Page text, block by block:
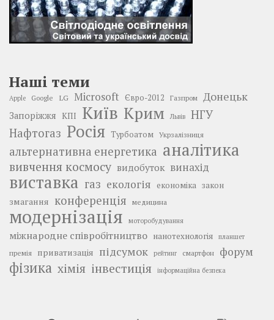
Наші теми
Apple Google LG Microsoft Євро-2012 Газпром Донецьк
Запоріжжя КПІ Київ Крим Львів
НГУ
Нафтогаз Росія Турбоатом Укрзалізниця
альтернативна енергетика аналітика
вивчення космосу видобуток винахід
виставка газ екологія економіка закон
змагання конференція медицина
модернізація моторобудування
міжнародне співробітництво нанотехнологія планшет
премія приватизація підсумок рейтинг смартфон форум
фізика хімія інвестиція інформаційна безпека